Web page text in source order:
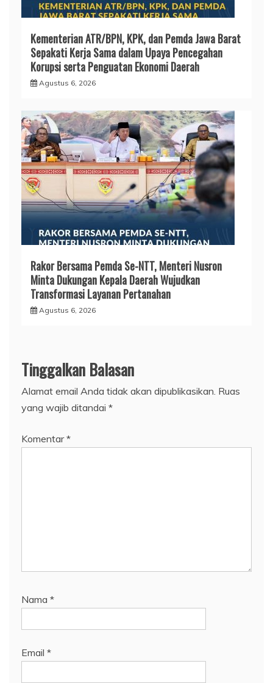
Kementerian ATR/BPN, KPK, dan Pemda Jawa Barat
Sepakati Kerja Sama dalam Upaya Pencegahan
Korupsi serta Penguatan Ekonomi Daerah
Agustus 6, 2026
Rakor Bersama Pemda Se-NTT, Menteri Nusron
Minta Dukungan Kepala Daerah Wujudkan
Transformasi Layanan Pertanahan
Agustus 6, 2026
Tinggalkan Balasan
Alamat email Anda tidak akan dipublikasikan. Ruas
yang wajib ditandai *
Komentar*
Nama *
Email *